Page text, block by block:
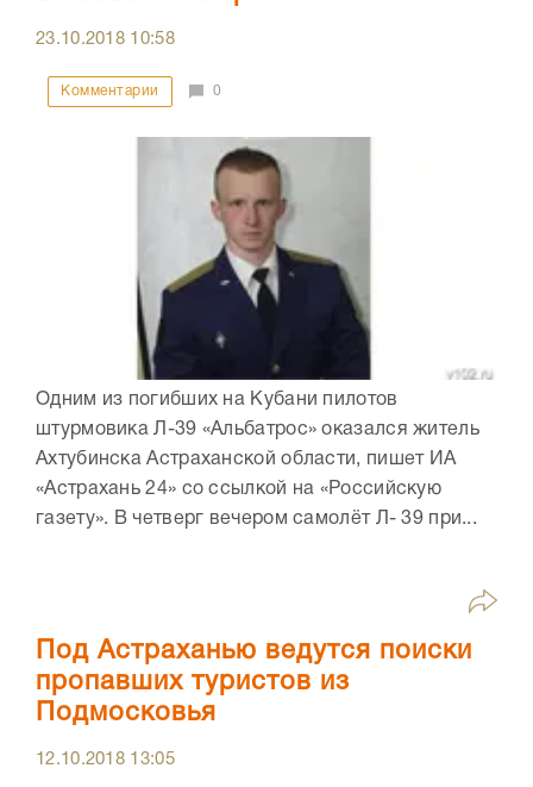
23.10.2018 10:58
Комментарии 0
Одним из погибших на Кубани пилотов
штурмовика Л-39 «Альбатрос» оказался житель
Ахтубинска Астраханской области, пишет ИА
«Астрахань 24» со ссылкой на «Российскую
газету». В четверг вечером самолёт Л- 39 при...
Под Астраханью ведутся поиски
пропавших туристов из
Подмосковья
12.10.2018 13:05